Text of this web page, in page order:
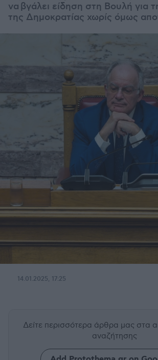
να βγάλει είδηση στη Βουλή για
της Δημοκρατίας χωρίς όμως
14.01.2025, 17:25
Δείτε περισσότερα άρθρα μας στα
αναζήτησης